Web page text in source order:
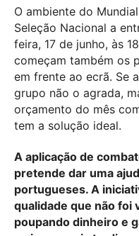
O ambiente do
Seleção Nacional a
feira, 17 de junho, às
começam também os
em frente ao ecrã. Se
grupo não o agrada,
orçamento do mês
tem a solução ideal.
A aplicação de
pretende dar uma
portugueses. A
qualidade que não foi
poupando dinheiro e